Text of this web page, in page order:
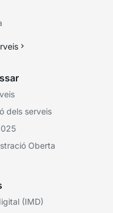
dels serveis
Oberta
(IMD)